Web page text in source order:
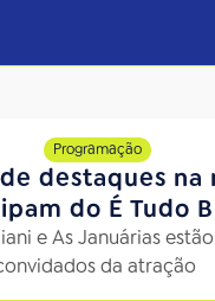
Programação
destaques na
do É Tudo
e As Januárias
da atração